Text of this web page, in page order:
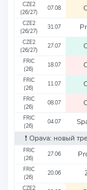
CZE2
(26/27)
07.08
CZE2
(26/27)
31.07
CZE2
(26/27)
27.07
FRIC
(26)
18.07
FRIC
(26)
11.07
FRIC
(26)
08.07
FRIC
(26)
04.07
❗️ Opava: новый
FRIC
(26)
27.06
FRIC
(26)
20.06
CZE2